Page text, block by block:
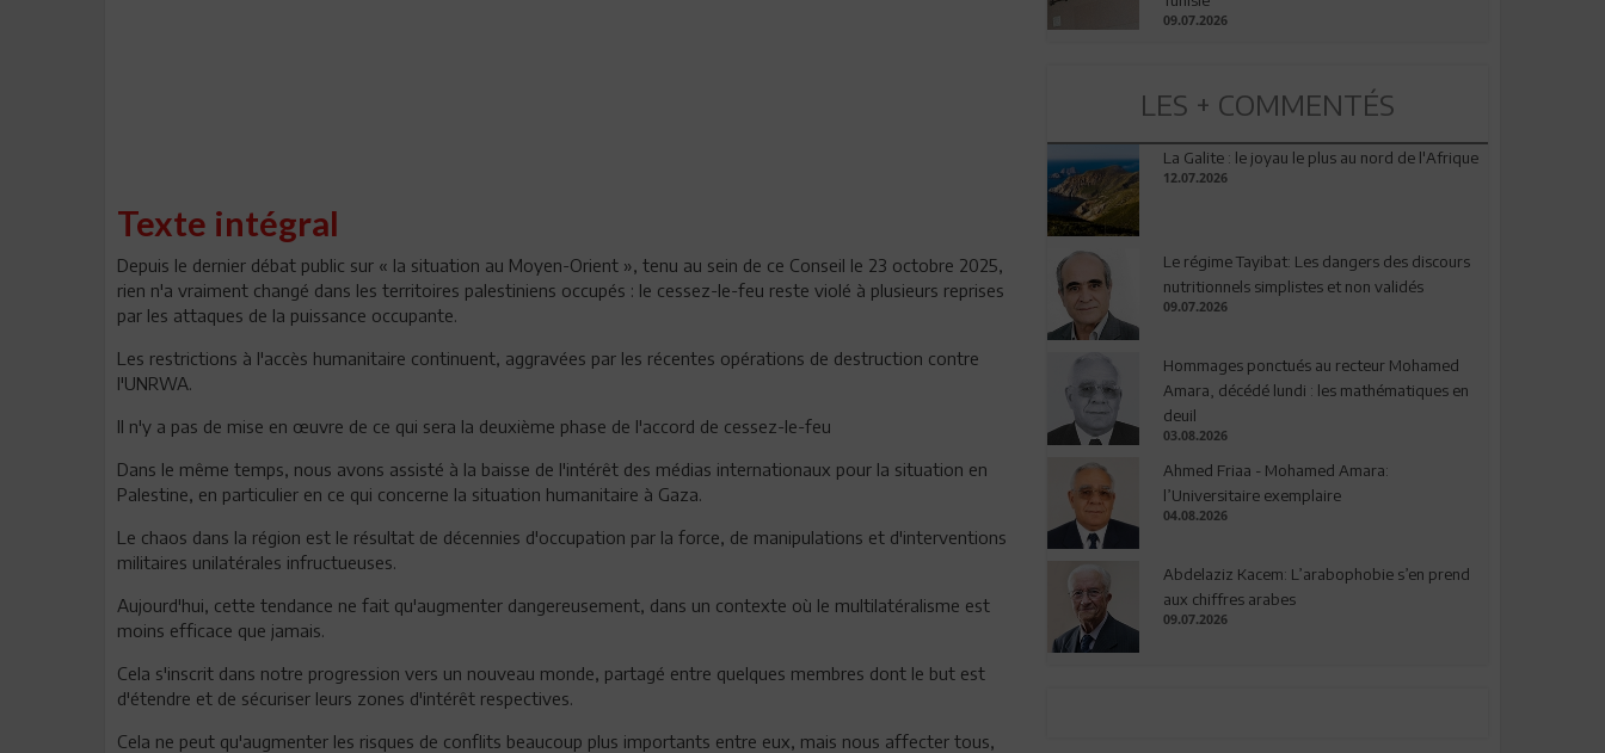
Texte intégral
Depuis le dernier débat public sur « la situation au Moyen-Orient », tenu au sein de ce Conseil le 23 octobre 2025,
rien n'a vraiment changé dans les territoires palestiniens occupés : le cessez-le-feu reste violé à plusieurs reprises
par les attaques de la puissance occupante.
Les restrictions à l'accès humanitaire continuent, aggravées par les récentes opérations de destruction contre
l'UNRWA.
Il n'y a pas de mise en œuvre de ce qui sera la deuxième phase de l'accord de cessez-le-feu
Dans le même temps, nous avons assisté à la baisse de l'intérêt des médias internationaux pour la situation en
Palestine, en particulier en ce qui concerne la situation humanitaire à Gaza.
Le chaos dans la région est le résultat de décennies d'occupation par la force, de manipulations et d'interventions
militaires unilatérales infructueuses.
Aujourd'hui, cette tendance ne fait qu'augmenter dangereusement, dans un contexte où le multilatéralisme est
moins efficace que jamais.
Cela s'inscrit dans notre progression vers un nouveau monde, partagé entre quelques membres dont le but est
d'étendre et de sécuriser leurs zones d'intérêt respectives.
Cela ne peut qu'augmenter les risques de conflits beaucoup plus importants entre eux, mais nous affecter tous,
09.07.2026
LES + COMMENTÉS
La Galite : le joyau le plus au nord de l'Afrique
12.07.2026
Le régime Tayibat: Les dangers des discours
nutritionnels simplistes et non validés
09.07.2026
Hommages ponctués au recteur Mohamed
Amara, décédé lundi : les mathématiques en
deuil
03.08.2026
Ahmed Friaa - Mohamed Amara:
l’Universitaire exemplaire
04.08.2026
Abdelaziz Kacem: L’arabophobie s’en prend
aux chiffres arabes
09.07.2026